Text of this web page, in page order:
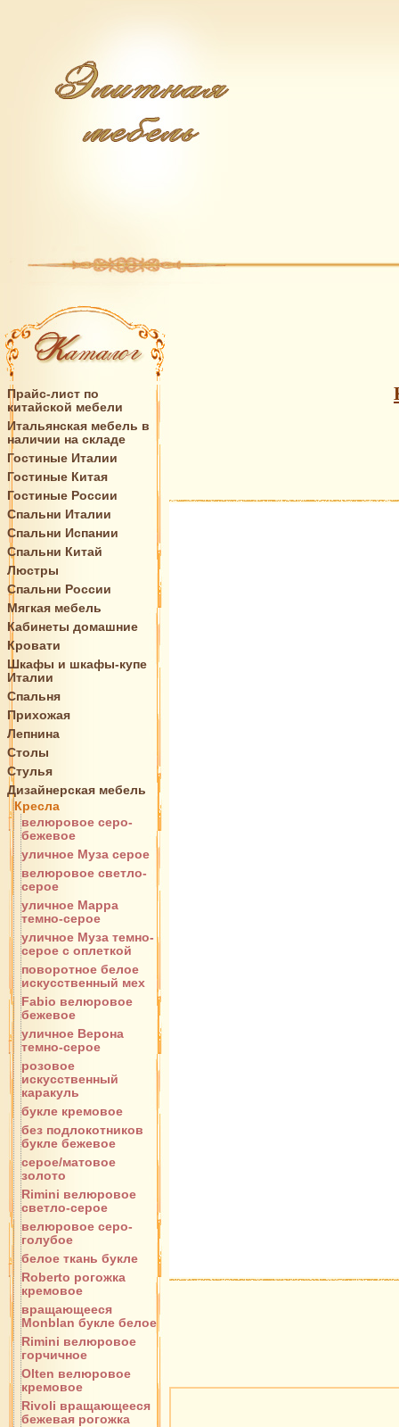
Прайс-лист по
китайской мебели
Итальянская мебель в
наличии на складе
Гостиные Италии
Гостиные Китая
Гостиные России
Спальни Италии
Спальни Испании
Спальни Китай
Люстры
Спальни России
Мягкая мебель
Кабинеты домашние
Кровати
Шкафы и шкафы-купе
Италии
Спальня
Прихожая
Лепнина
Столы
Стулья
Дизайнерская мебель
Кресла
велюровое серо-
бежевое
уличное Муза серое
велюровое светло-
серое
уличное Марра
темно-серое
уличное Муза темно-
серое с оплеткой
поворотное белое
искусственный мех
Fabio велюровое
бежевое
уличное Верона
темно-серое
розовое
искусственный
каракуль
букле кремовое
без подлокотников
букле бежевое
серое/матовое
золото
Rimini велюровое
светло-серое
велюровое серо-
голубое
белое ткань букле
Roberto рогожка
кремовое
вращающееся
Monblan букле белое
Rimini велюровое
горчичное
Olten велюровое
кремовое
Rivoli вращающееся
бежевая рогожка